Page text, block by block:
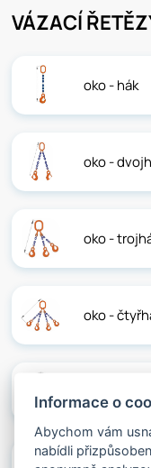
VÁZACÍ
oko - hák
oko -
oko -
oko -
Informace o
Abychom vám
nabídli